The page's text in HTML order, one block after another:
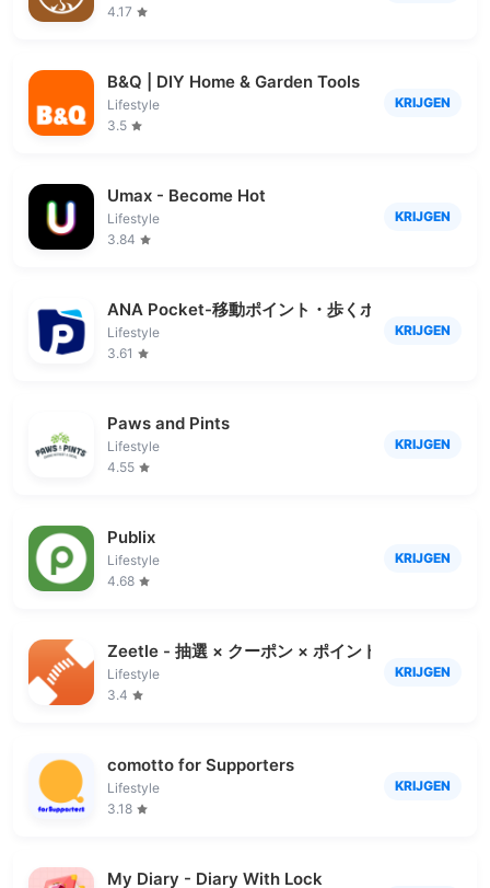
4.17
B&Q | DIY Home & Garden Tools
Lifestyle
3.5
KRIJGEN
Umax - Become Hot
Lifestyle
3.84
KRIJGEN
ANA Pocket-移動ポイント・歩くポイント-移動ポ
Lifestyle
3.61
KRIJGEN
Paws and Pints
Lifestyle
4.55
KRIJGEN
Publix
Lifestyle
4.68
KRIJGEN
Zeetle - 抽選 × クーポン × ポイントアプリ
Lifestyle
3.4
KRIJGEN
comotto for Supporters
Lifestyle
3.18
KRIJGEN
My Diary - Diary With Lock